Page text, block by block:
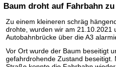
Baum droht auf Fahrbahn
Zu einem kleineren schräg
drohte, wurden wir am 21.10.2021
Autobahnbrücke über die A3
Vor Ort wurde der Baum beseitigt
gefahrdrohende Zustand